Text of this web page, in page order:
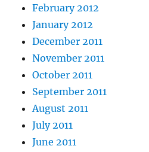
February 2012
January 2012
December 2011
November 2011
October 2011
September 2011
August 2011
July 2011
June 2011